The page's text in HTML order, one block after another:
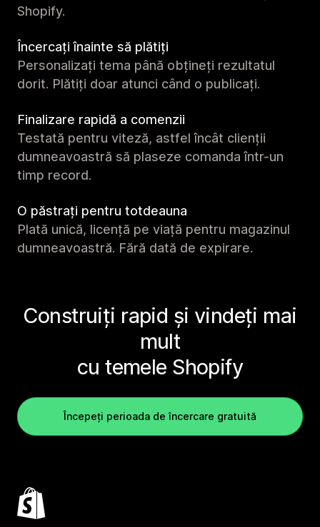
Shopify.
Încercați înainte să plătiți
Personalizați tema până obțineți rezultatul
dorit. Plătiți doar atunci când o publicați.
Finalizare rapidă a comenzii
Testată pentru viteză, astfel încât clienții
dumneavoastră să plaseze comanda într-un
timp record.
O păstrați pentru totdeauna
Plată unică, licență pe viață pentru magazinul
dumneavoastră. Fără dată de expirare.
Construiți rapid și vindeți mai
mult
cu temele Shopify
Începeți perioada de încercare gratuită